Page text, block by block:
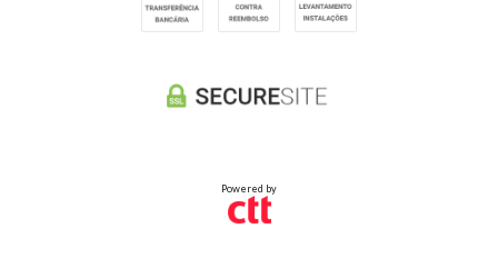
Powered by